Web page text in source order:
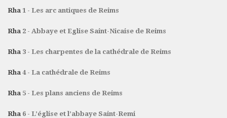
Rha 1 - Les arc antiques de Reims
Rha 2 - Abbaye et Eglise Saint-Nicaise de Reims
Rha 3 - Les charpentes de la cathédrale de Reims
Rha 4 - La cathédrale de Reims
Rha 5 - Les plans anciens de Reims
Rha 6 - L’église et l’abbaye Saint-Remi